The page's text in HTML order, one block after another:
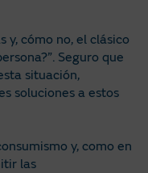
y, cómo no, el clásico
Seguro que
situación,
soluciones a estos
y, como en
las